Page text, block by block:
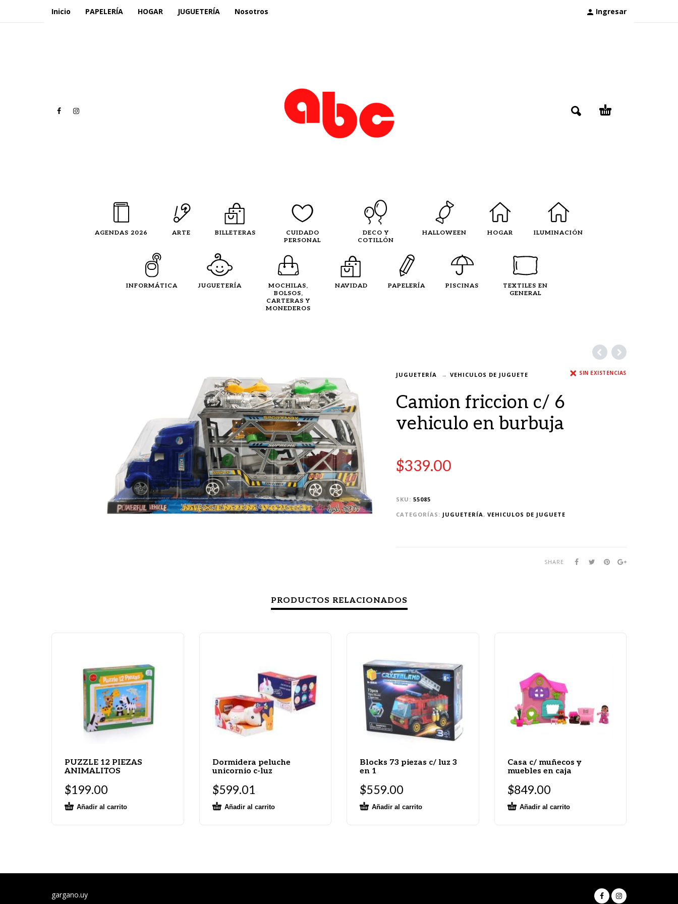
Ingresar
Inicio PAPELERÍA HOGAR JUGUETERÍA Nosotros
AGENDAS 2026 ARTE BILLETERAS
CUIDADO
PERSONAL
DECO Y
COTILLÓN
HALLOWEEN HOGAR ILUMINACIÓN
INFORMÁTICA JUGUETERÍA
MOCHILAS,
BOLSOS,
CARTERAS Y
MONEDEROS
NAVIDAD PAPELERÍA PISCINAS
TEXTILES EN
GENERAL
JUGUETERÍA VEHICULOS DE JUGUETE SIN EXISTENCIAS
Camion friccion c/ 6
vehiculo en burbuja
$339.00
SKU: 55085
CATEGORÍAS: JUGUETERÍA, VEHICULOS DE JUGUETE
SHARE
PRODUCTOS RELACIONADOS
PUZZLE 12 PIEZAS
ANIMALITOS
$199.00
Añadir al carrito
Dormidera peluche
unicornio c-luz
$599.01
Añadir al carrito
Blocks 73 piezas c/ luz 3
en 1
$559.00
Añadir al carrito
Casa c/ muñecos y
muebles en caja
$849.00
Añadir al carrito
gargano.uy